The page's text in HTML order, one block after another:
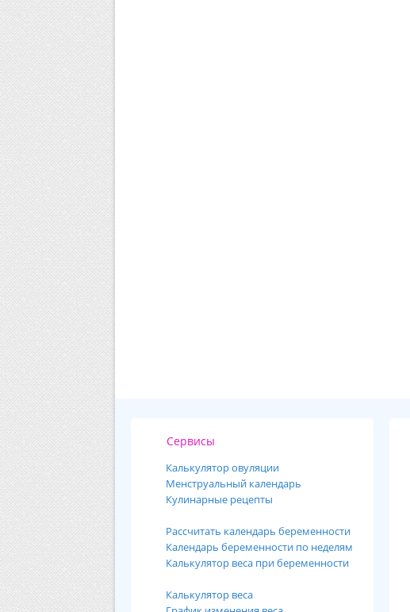
Сервисы
Калькулятор овуляции
Менструальный календарь
Кулинарные рецепты
Рассчитать календарь беременности
Календарь беременности по неделям
Калькулятор веса при беременности
Калькулятор веса